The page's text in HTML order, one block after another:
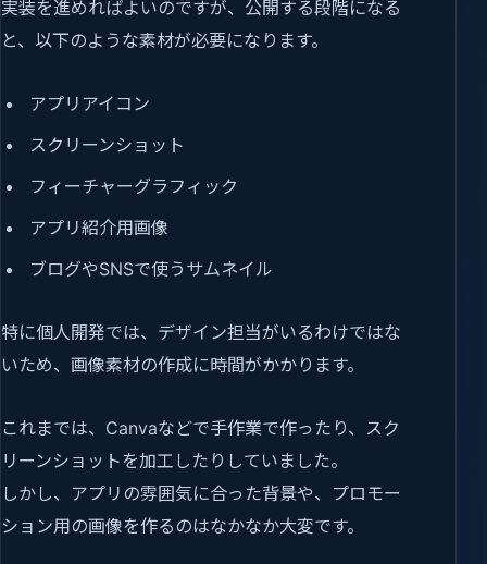
実装を進めればよいのですが、公開する段階になる
と、以下のような素材が必要になります。
アプリアイコン
スクリーンショット
フィーチャーグラフィック
アプリ紹介用画像
ブログやSNSで使うサムネイル
特に個人開発では、デザイン担当がいるわけではな
いため、画像素材の作成に時間がかかります。
これまでは、Canvaなどで手作業で作ったり、スク
リーンショットを加工したりしていました。
しかし、アプリの雰囲気に合った背景や、プロモー
ション用の画像を作るのはなかなか大変です。